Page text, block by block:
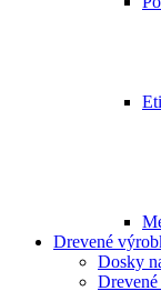
Drevené
Dosky